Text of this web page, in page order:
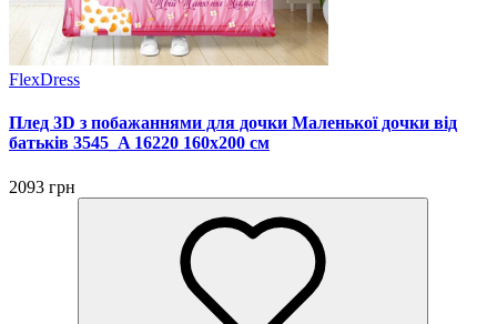
FlexDress
Плед 3D з побажаннями для дочки Маленької дочки від
батьків 3545_A 16220 160х200 см
2093 грн